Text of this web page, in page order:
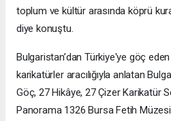
toplum ve kültür arasında köprü
diye konuştu.
Bulgaristan’dan Türkiye'ye göç eden
karikatürler aracılığıyla anlatan
Göç, 27 Hikâye, 27 Çizer Karikatür
Panorama 1326 Bursa Fetih